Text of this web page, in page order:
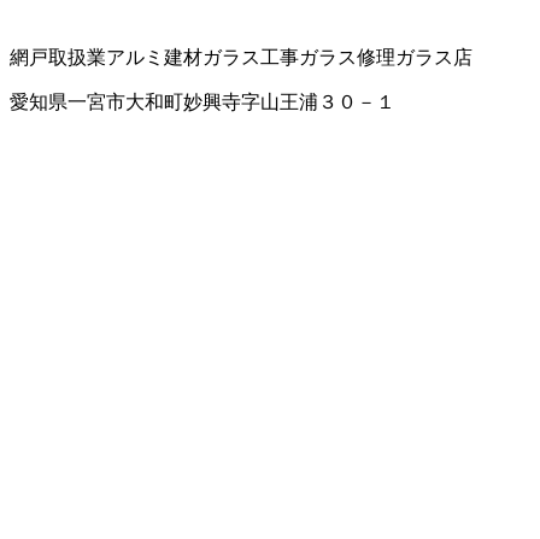
網戸取扱業アルミ建材ガラス工事ガラス修理ガラス店
愛知県一宮市大和町妙興寺字山王浦３０－１